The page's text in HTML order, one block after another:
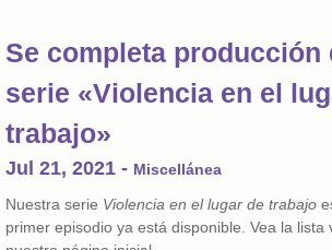
Se completa producción
serie «Violencia en el
trabajo»
Jul 21, 2021 - Miscellánea
Nuestra serie Violencia en el lugar de trabajo
primer episodio ya está disponible. Vea la lista